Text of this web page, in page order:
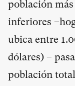
población más
inferiores
ubica entre
dólares) –
población